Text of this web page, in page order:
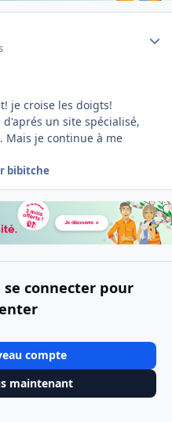
je croise les doigts!
un site spécialisé,
Mais je continue à me
bibitche
connecter pour
compte
maintenant